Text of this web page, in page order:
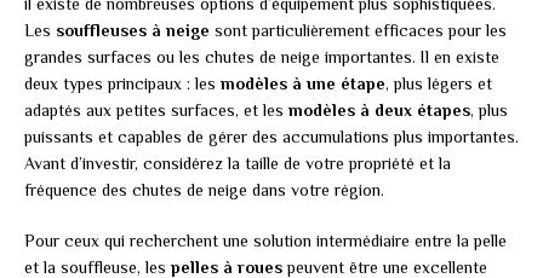
Les souffleuses à neige sont particulièrement efficaces pour les
grandes surfaces ou les chutes de neige importantes. Il en existe
deux types principaux : les modèles à une étape, plus légers et
adaptés aux petites surfaces, et les modèles à deux étapes, plus
puissants et capables de gérer des accumulations plus importantes.
Avant d’investir, considérez la taille de votre propriété et la
fréquence des chutes de neige dans votre région.
Pour ceux qui recherchent une solution intermédiaire entre la pelle
et la souffleuse, les pelles à rouespeuvent être une excellente